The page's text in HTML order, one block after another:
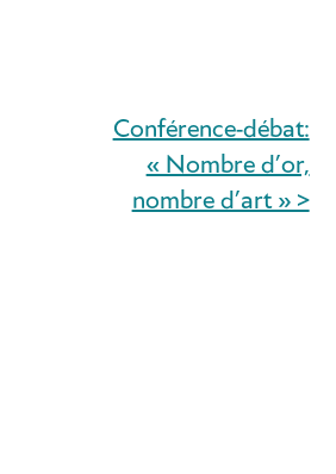
Conférence-débat:
« Nombre d’or,
nombre d’art » >